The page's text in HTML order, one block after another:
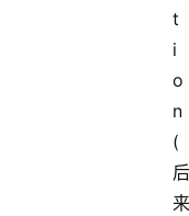
t
i
o
n
(
后
来